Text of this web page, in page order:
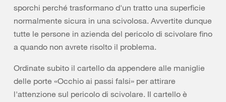
sporchi perché trasformano d'un tratto una superficie
normalmente sicura in una scivolosa. Avvertite dunque
tutte le persone in azienda del pericolo di scivolare fino
a quando non avrete risolto il problema.
Ordinate subito il cartello da appendere alle maniglie
delle porte «Occhio ai passi falsi» per attirare
l'attenzione sul pericolo di scivolare. Il cartello è